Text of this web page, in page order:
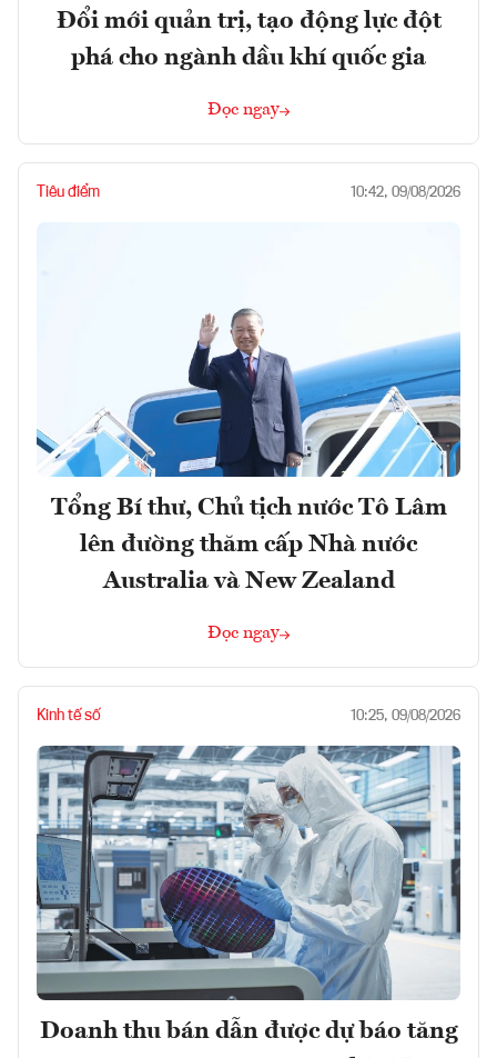
Đổi mới quản trị, tạo động lực đột
phá cho ngành dầu khí quốc gia
Đọc ngay
Tiêu điểm 10:42, 09/08/2026
Tổng Bí thư, Chủ tịch nước Tô Lâm
lên đường thăm cấp Nhà nước
Australia và New Zealand
Đọc ngay
Kinh tế số 10:25, 09/08/2026
Doanh thu bán dẫn được dự báo tăng